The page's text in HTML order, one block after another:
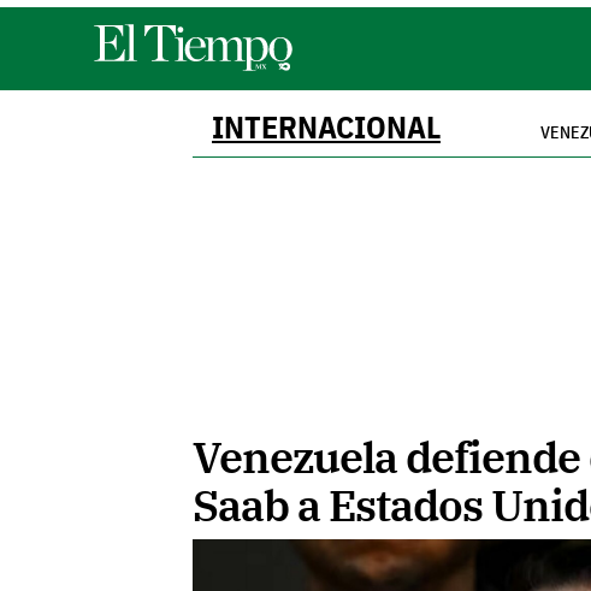
INTERNACIONAL
Venezuela
Saab a Estados